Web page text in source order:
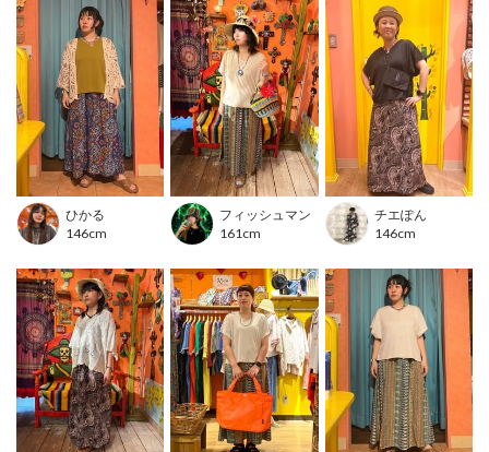
■スタイリング
クロシェベストなどとレイヤードすれば旬な着こなしに◎
足元にはカジュアルスニーカーやベルトサンダルなどを合わせてMIXス
タイルも♪
■カラー
ブラック/ブラウン/アイボリー
■洗濯表示
洗濯絵表示について
---------------------------------
透け感：透けない
伸縮性：あり
裏地 ：あり
光沢 ：ややあり
生地の厚さ：普通
ポケット：なし
ひかる
146cm
フィッシュマン
161cm
チエぽん
146cm